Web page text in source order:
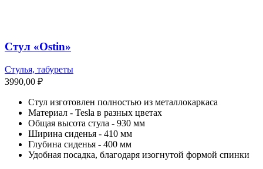
Стул «Ostin»
Стулья, табуреты
3990,00 ₽
Стул изготовлен полностью из металлокаркаса
Материал - Tesla в разных цветах
Общая высота стула - 930 мм
Ширина сиденья - 410 мм
Глубина сиденья - 400 мм
Удобная посадка, благодаря изогнутой формой спинки